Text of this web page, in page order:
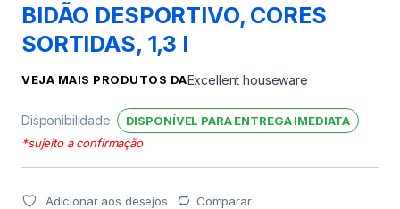
BIDÃO DESPORTIVO, CORES
SORTIDAS, 1,3 l
VEJA MAIS PRODUTOS DAExcellent houseware
Disponibilidade:
DISPONÍVEL PARA ENTREGA IMEDIATA
*sujeito a confirmação
Adicionar aos desejos Comparar